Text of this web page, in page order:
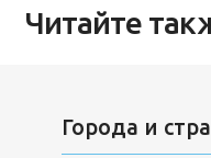
Читайте
Города и